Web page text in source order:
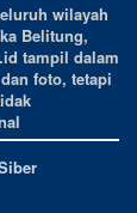
wilayah
Belitung,
tampil dalam
foto, tetapi